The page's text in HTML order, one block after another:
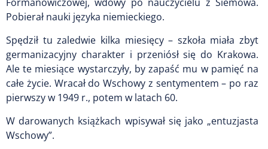
Pobierał nauki języka niemieckiego.
Spędził tu zaledwie kilka miesięcy – szkoła miała zbyt
germanizacyjny charakter i przeniósł się do Krakowa.
Ale te miesiące wystarczyły, by zapaść mu w pamięć na
całe życie. Wracał do Wschowy z sentymentem – po raz
pierwszy w 1949 r., potem w latach 60.
W darowanych książkach wpisywał się jako „entuzjasta
Wschowy”.